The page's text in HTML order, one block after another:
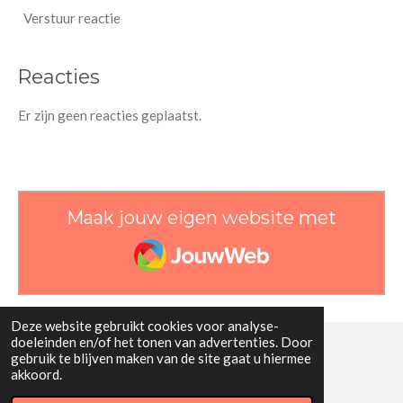
Deze website gebruikt cookies voor analyse-
doeleinden en/of het tonen van advertenties. Door
gebruik te blijven maken van de site gaat u hiermee
akkoord.
Verstuur reactie
Reacties
Er zijn geen reacties geplaatst.
Maak jouw eigen website met
JouwWeb
© 2022 W.C. Hellinga